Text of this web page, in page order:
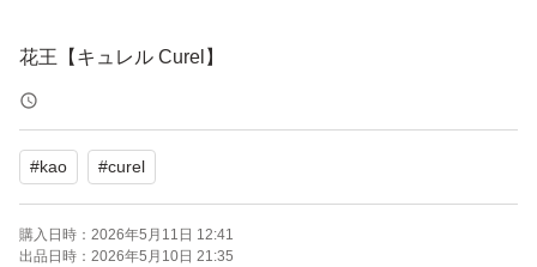
花王【キュレル Curel】
エイジングケアシリーズ
ジェルクリーム(しっとり)
40g 《2個》
新品・未開封品です。
#kao #curel
購入日時： 2026年5月11日 12:41
出品日時： 2026年5月10日 21:35